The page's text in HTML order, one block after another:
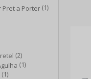
Pret a Porter (1)
(2)
(1)
(1)